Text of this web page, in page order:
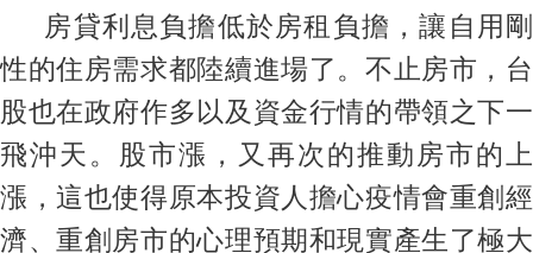
房貸利息負擔低於房租負擔，讓自用剛
性的住房需求都陸續進場了。不止房市，台
股也在政府作多以及資金行情的帶領之下一
飛沖天。股市漲，又再次的推動房市的上
漲，這也使得原本投資人擔心疫情會重創經
濟、重創房市的心理預期和現實產生了極大